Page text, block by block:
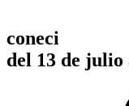
coneci
del 13 de julio